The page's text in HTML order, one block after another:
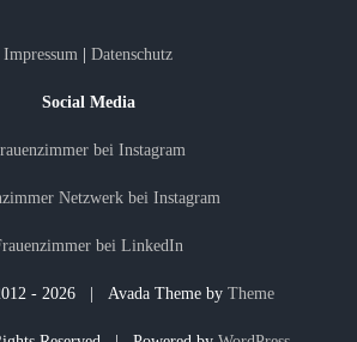
Impressum |Datenschutz
Social Media
bei Instagram
Netzwerk bei Instagram
bei LinkedIn
- 2026 | Avada Theme byTheme